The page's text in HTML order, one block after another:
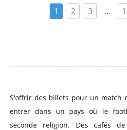
1 2 3 …
S'offrir des billets pour un match
entrer dans un pays où le
seconde religion. Des cafés